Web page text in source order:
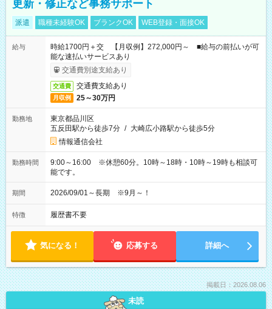
更新・修正など事務サポート
派遣 職種未経験OK ブランクOK WEB登録・面接OK
給与
時給1700円＋交 【月収例】272,000円～ ■給与の前払いが可
能な速払いサービスあり
交通費別途支給あり
交通費 交通費支給あり
月収例 25～30万円
勤務地
東京都品川区
五反田駅から徒歩7分 / 大崎広小路駅から徒歩5分
情報通信会社
勤務時間
9:00～16:00 ※休憩60分。10時～18時・10時～19時も相談可
能です。
期間 2026/09/01～長期 ※9月～！
特徴 履歴書不要
気になる！ 応募する 詳細へ
掲載日：2026.08.06
未読